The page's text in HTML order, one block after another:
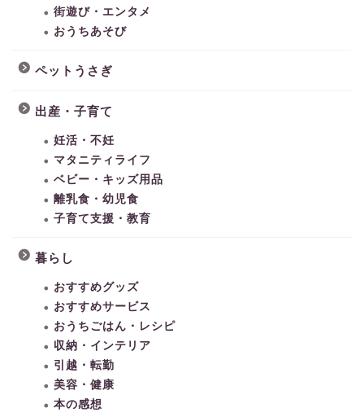
街遊び・エンタメ
おうちあそび
ペットうさぎ
出産・子育て
妊活・不妊
マタニティライフ
ベビー・キッズ用品
離乳食・幼児食
子育て支援・教育
暮らし
おすすめグッズ
おすすめサービス
おうちごはん・レシピ
収納・インテリア
引越・転勤
美容・健康
本の感想